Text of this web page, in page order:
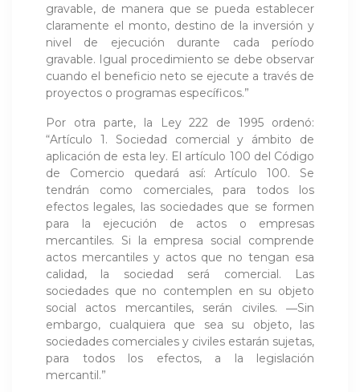
gravable, de manera que se pueda establecer
claramente el monto, destino de la inversión y
nivel de ejecución durante cada período
gravable. Igual procedimiento se debe observar
cuando el beneficio neto se ejecute a través de
proyectos o programas específicos.”
Por otra parte, la Ley 222 de 1995 ordenó:
“Artículo 1. Sociedad comercial y ámbito de
aplicación de esta ley. El artículo 100 del Código
de Comercio quedará así: Artículo 100. Se
tendrán como comerciales, para todos los
efectos legales, las sociedades que se formen
para la ejecución de actos o empresas
mercantiles. Si la empresa social comprende
actos mercantiles y actos que no tengan esa
calidad, la sociedad será comercial. Las
sociedades que no contemplen en su objeto
social actos mercantiles, serán civiles. ―Sin
embargo, cualquiera que sea su objeto, las
sociedades comerciales y civiles estarán sujetas,
para todos los efectos, a la legislación
mercantil.”